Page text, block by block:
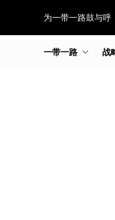
为一带一路鼓与呼
一带一路 战